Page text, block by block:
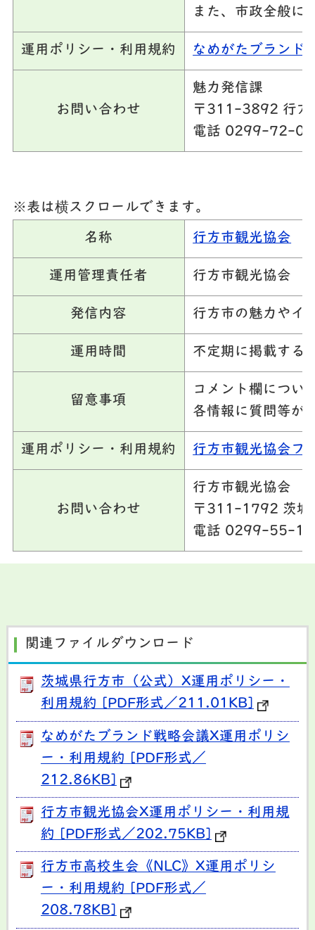
また、市政全般に
運用ポリシー・利用規約 なめがたブランド
お問い合わせ
魅力発信課
〒311-3892 行方
電話 0299-72-
※表は横スクロールできます。
名称 行方市観光協会
運用管理責任者 行方市観光協会
発信内容 行方市の魅力やイ
運用時間 不定期に掲載する
留意事項
コメント欄につい
各情報に質問等が
運用ポリシー・利用規約 行方市観光協会フ
お問い合わせ
行方市観光協会
〒311-1792 茨城
電話 0299-55-
関連ファイルダウンロード
茨城県行方市（公式）X運用ポリシー・
利用規約 [PDF形式／211.01KB]
なめがたブランド戦略会議X運用ポリシ
ー・利用規約 [PDF形式／
212.86KB]
行方市観光協会X運用ポリシー・利用規
約 [PDF形式／202.75KB]
行方市高校生会《NLC》X運用ポリシ
ー・利用規約 [PDF形式／
208.78KB]